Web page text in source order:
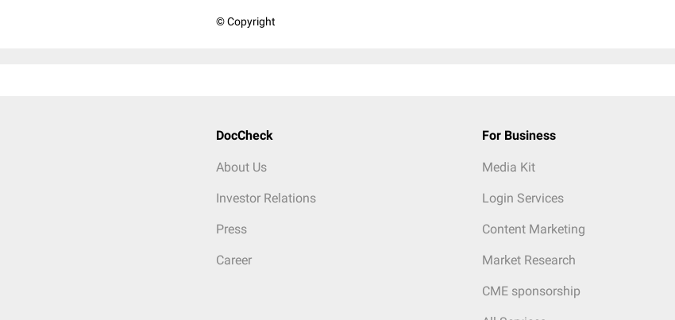
© Copyright
DocCheck
About Us
Investor Relations
Press
Career
For Business
Media Kit
Login Services
Content Marketing
Market Research
CME sponsorship